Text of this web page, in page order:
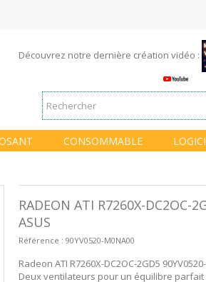
Découvrez notre dernière création vidéo :
CONSOMMABLE
RADEON ATI R7260X-DC2OC-
ASUS
Référence : 90YV0520-M0NA00
Radeon ATI R7260X-DC2OC-2GD5
Deux ventilateurs pour un équilibre